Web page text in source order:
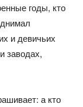
годы, кто
и девичьих
заводах,
а кто